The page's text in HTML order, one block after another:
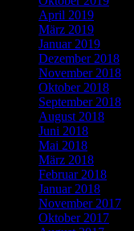
April 2019
März 2019
Januar 2019
Dezember 2018
November 2018
Oktober 2018
September 2018
August 2018
Juni 2018
Mai 2018
März 2018
Februar 2018
Januar 2018
November 2017
Oktober 2017